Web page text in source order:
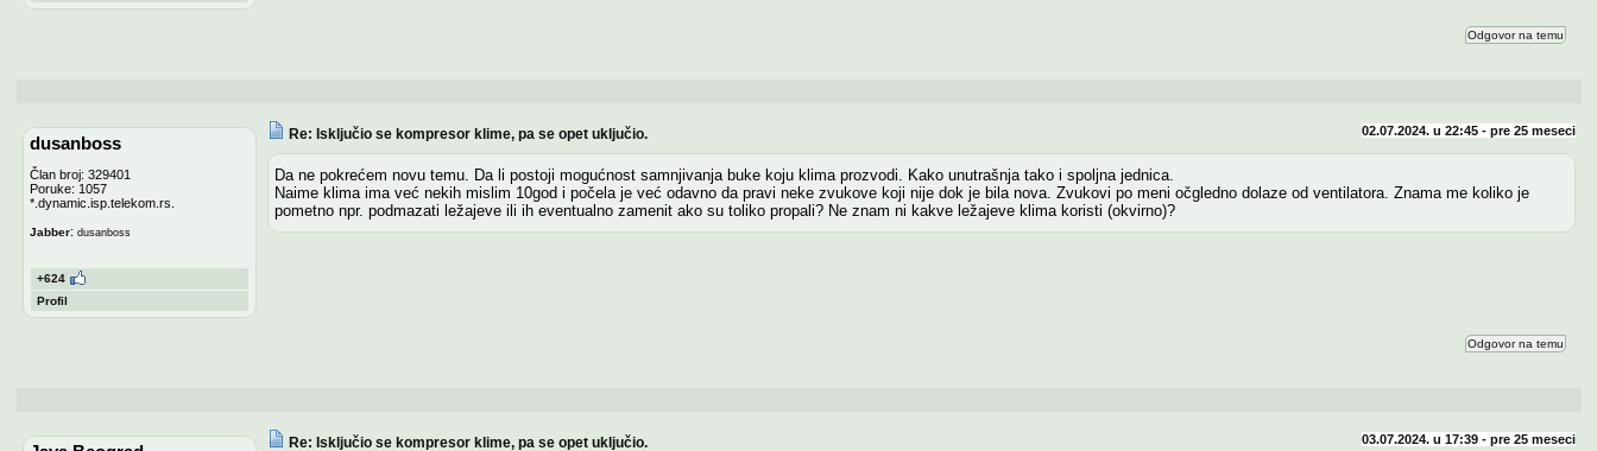
Odgovor na temu
dusanboss
Član broj: 329401
Poruke: 1057
*.dynamic.isp.telekom.rs.
Jabber: dusanboss
+624
Profil
Re: Isključio se kompresor klime, pa se opet uključio. 02.07.2024. u 22:45 - pre 25 meseci
Da ne pokrećem novu temu. Da li postoji mogućnost samnjivanja buke koju klima prozvodi. Kako unutrašnja tako i spoljna jednica.
Naime klima ima već nekih mislim 10god i počela je već odavno da pravi neke zvukove koji nije dok je bila nova. Zvukovi po meni očgledno dolaze od ventilatora. Znama me koliko je
pometno npr. podmazati ležajeve ili ih eventualno zamenit ako su toliko propali? Ne znam ni kakve ležajeve klima koristi (okvirno)?
Odgovor na temu
Re: Isključio se kompresor klime, pa se opet uključio. 03.07.2024. u 17:39 - pre 25 meseci